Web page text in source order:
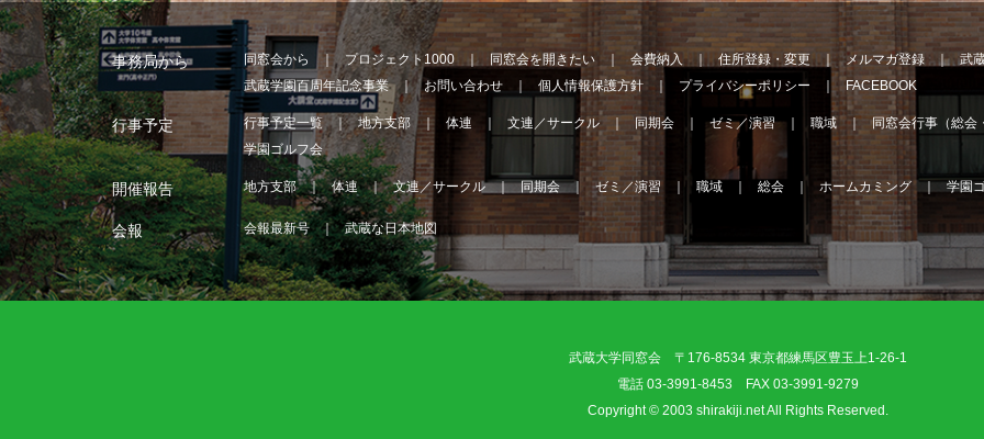
事務局から 同窓会から プロジェクト1000 同窓会を開きたい 会費納入 住所登録・変更 メルマガ登録
武
武蔵学園百周年記念事業
お問い合わせ 個人情報保護方針 プライバシーポリシー FACEBOOK
行事予定 行事予定一覧 地方支部 体連 文連／サークル 同期会 ゼミ／演習 職域
同窓会行事（総会
学園ゴルフ会
開催報告 地方支部 体連 文連／サークル 同期会 ゼミ／演習 職域 総会 ホームカミング 学園
会報 会報最新号 武蔵な日本地図
武蔵大学同窓会 〒176-8534 東京都練馬区豊玉上1-26-1
電話 03-3991-8453 FAX 03-3991-9279
Copyright © 2003 shirakiji.net All Rights Reserved.